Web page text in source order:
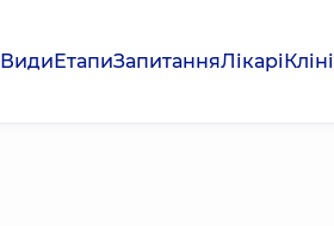
ВидиЕтапиЗапитанняЛікарі